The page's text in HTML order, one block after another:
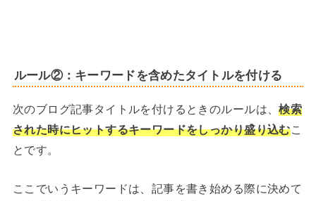
ルール②： キーワードを含めたタイトルを付ける
次のブログ記事タイトルを付けるときのルールは、検索
された時にヒットするキーワードをしっかり盛り込むこ
とです。
ここでいうキーワードは、記事を書き始める際に決めて